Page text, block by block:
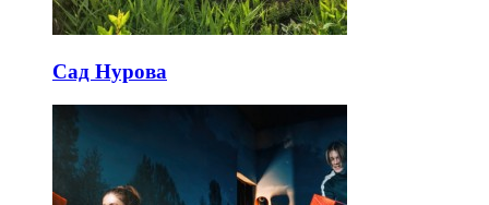
Сад Нурова